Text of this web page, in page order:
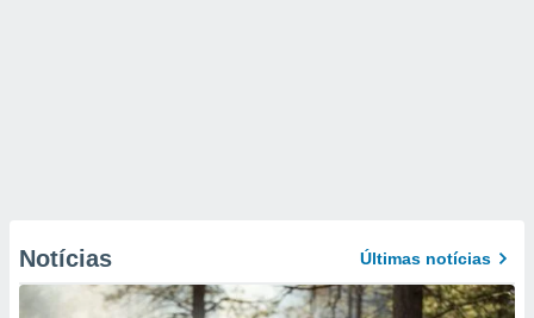
Notícias Últimas notícias